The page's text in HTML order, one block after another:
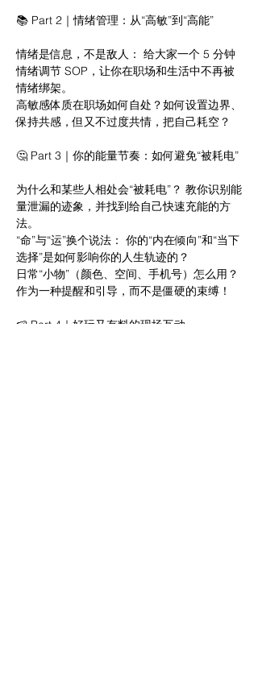
📚 Part 2｜情绪管理：从“高敏”到“高能”
情绪是信息，不是敌人： 给大家一个 5 分钟
情绪调节 SOP，让你在职场和生活中不再被
情绪绑架。
高敏感体质在职场如何自处？如何设置边界、
保持共感，但又不过度共情，把自己耗空？
🤔 Part 3｜你的能量节奏：如何避免“被耗电”
为什么和某些人相处会“被耗电”？ 教你识别能
量泄漏的迹象，并找到给自己快速充能的方
法。
“命”与“运”换个说法： 你的“内在倾向”和“当下
选择”是如何影响你的人生轨迹的？
日常“小物”（颜色、空间、手机号）怎么用？
作为一种提醒和引导，而不是僵硬的束缚！
🍉 Part 4｜好玩又有料的现场互动